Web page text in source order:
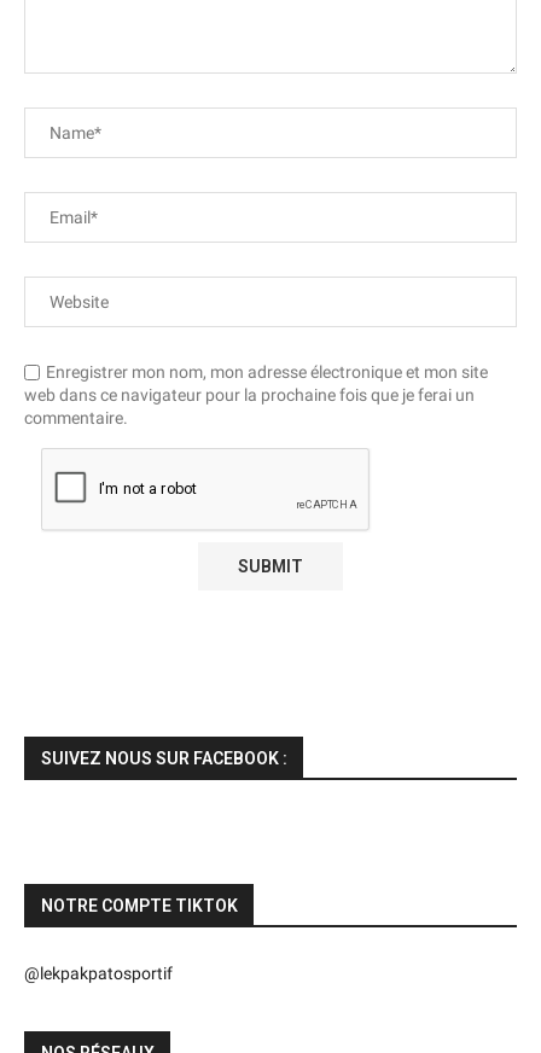
Enregistrer mon nom, mon adresse électronique et mon site
web dans ce navigateur pour la prochaine fois que je ferai un
commentaire.
SUIVEZ NOUS SUR FACEBOOK :
NOTRE COMPTE TIKTOK
@lekpakpatosportif